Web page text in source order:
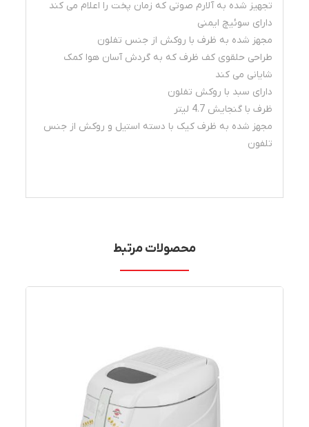
تجهیز شده به آلارم صوتی که زمان پخت را اعلام می کند
دارای سوئیچ ایمنی
مجهز شده به ظرف با روکش از جنس تفلون
طراحی حلقوی کف ظرف که به گردش آسان هوا کمک
شایانی می کند
دارای سبد با روکش تفلون
ظرف با گنجایش 4.7 لیتر
مجهز شده به ظرف کیک با دسته استیل و روکش از جنس
تلفون
محصولات مرتبط